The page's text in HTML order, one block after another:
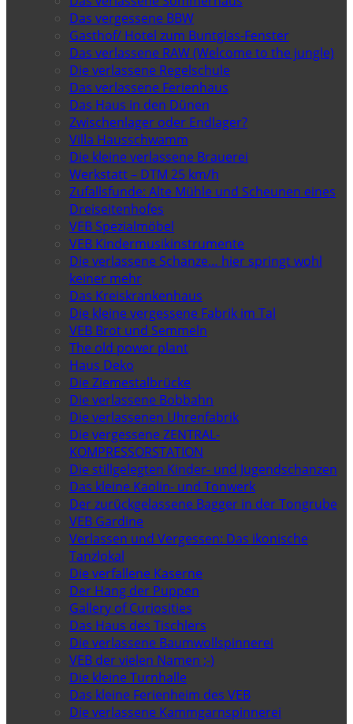
Das vergessene BBW
Gasthof/ Hotel zum Buntglas-Fenster
Das verlassene RAW (Welcome to the jungle)
Die verlassene Regelschule
Das verlassene Ferienhaus
Das Haus in den Dünen
Zwischenlager oder Endlager?
Villa Hausschwamm
Die kleine verlassene Brauerei
Werkstatt – DTM 25 km/h
Zufallsfunde: Alte Mühle und Scheunen eines
Dreiseitenhofes
VEB Spezialmöbel
VEB Kindermusikinstrumente
Die verlassene Schanze… hier springt wohl
keiner mehr
Das Kreiskrankenhaus
Die kleine vergessene Fabrik im Tal
VEB Brot und Semmeln
The old power plant
Haus Deko
Die Ziemestalbrücke
Die verlassene Bobbahn
Die verlassenen Uhrenfabrik
Die vergessene ZENTRAL-
KOMPRESSORSTATION
Die stillgelegten Kinder- und Jugendschanzen
Das kleine Kaolin- und Tonwerk
Der zurückgelassene Bagger in der Tongrube
VEB Gardine
Verlassen und Vergessen: Das ikonische
Tanzlokal
Die verfallene Kaserne
Der Hang der Puppen
Gallery of Curiosities
Das Haus des Tischlers
Die verlassene Baumwollspinnerei
VEB der vielen Namen ;-)
Die kleine Turnhalle
Das kleine Ferienheim des VEB
Die verlassene Kammgarnspinnerei